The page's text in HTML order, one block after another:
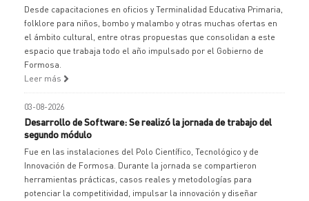
Desde capacitaciones en oficios y Terminalidad Educativa Primaria,
folklore para niños, bombo y malambo y otras muchas ofertas en
el ámbito cultural, entre otras propuestas que consolidan a este
espacio que trabaja todo el año impulsado por el Gobierno de
Formosa.
Leer más
03-08-2026
Desarrollo de Software: Se realizó la jornada de trabajo del
segundo módulo
Fue en las instalaciones del Polo Científico, Tecnológico y de
Innovación de Formosa. Durante la jornada se compartieron
herramientas prácticas, casos reales y metodologías para
potenciar la competitividad, impulsar la innovación y diseñar